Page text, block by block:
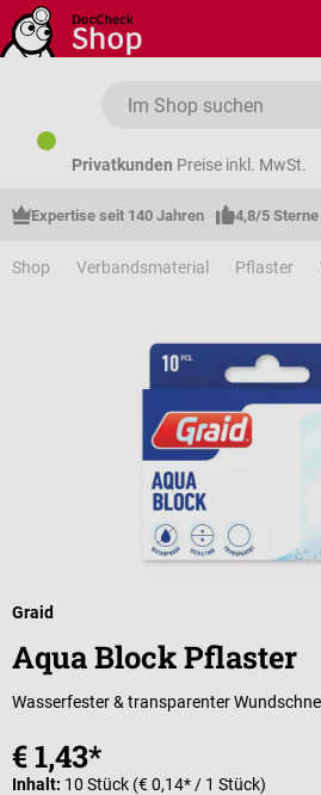
Zum Hauptinhalt springen
Privatkunden Preise inkl. MwSt.
Expertise seit 140 Jahren 4,8/5
Shop Verbandsmaterial Pflaster
Graid
Aqua Block Pflaster
Wasserfester & transparenter
€ 1,43*
Inhalt: 10 Stück (€ 0,14* / 1 Stück)